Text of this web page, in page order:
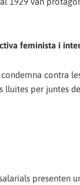
feminista i
contra
per juntes
presenten